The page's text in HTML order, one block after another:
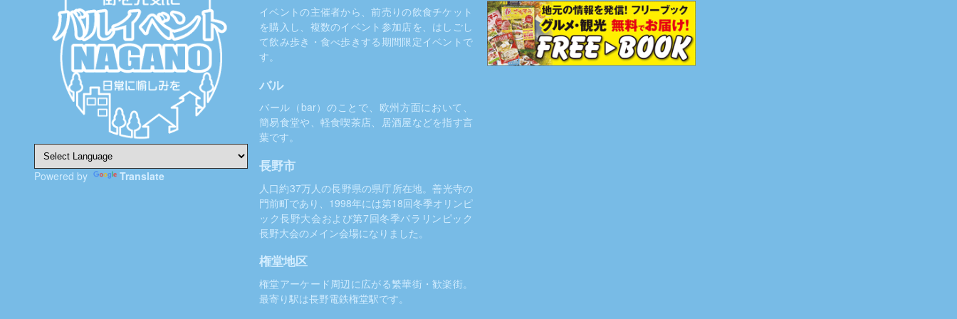
Powered by Translate
イベントの主催者から、前売りの飲食チケット
を購入し、複数のイベント参加店を、はしごし
て飲み歩き・食べ歩きする期間限定イベントで
す。
バル
バール（bar）のことで、欧州方面において、
簡易食堂や、軽食喫茶店、居酒屋などを指す言
葉です。
長野市
人口約37万人の長野県の県庁所在地。善光寺の
門前町であり、1998年には第18回冬季オリンピ
ック長野大会および第7回冬季パラリンピック
長野大会のメイン会場になりました。
権堂地区
権堂アーケード周辺に広がる繁華街・歓楽街。
最寄り駅は長野電鉄権堂駅です。